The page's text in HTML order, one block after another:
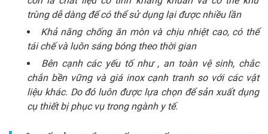
trùng dễ dàng để có thể sử dụng lại được nhiều lần
Khả năng chống ăn mòn và chịu nhiệt cao, có thể
tái chế và luôn sáng bóng theo thời gian
Bên cạnh các yếu tố như , an toàn vệ sinh, chắc
chắn bền vững và giá inox cạnh tranh so với các vật
liệu khác. Do đó luôn được lựa chọn để sản xuất dụng
cụ thiết bị phục vụ trong ngành y tế.